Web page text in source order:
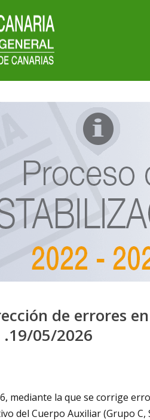
de errores
.19/05/2026
mediante la que se corrige
del Cuerpo Auxiliar (Grupo C,